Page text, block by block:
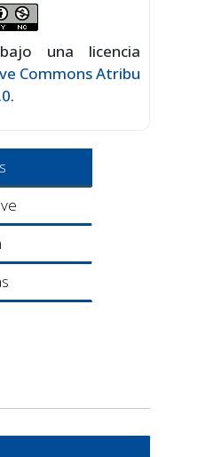
una licencia
Commons Atribu
.